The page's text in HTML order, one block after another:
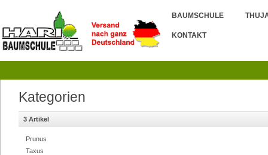
BAUMSCHULE
KONTAKT
Kategorien
3 Artikel
Prunus
Taxus